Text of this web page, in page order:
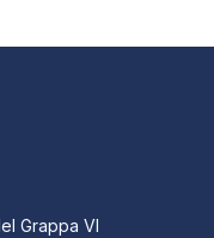
Grappa VI